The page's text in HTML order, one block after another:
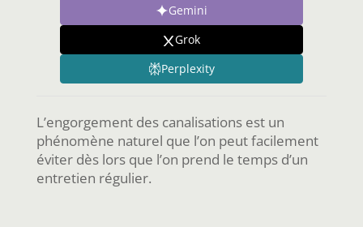
Gemini
Grok
Perplexity
L’engorgement des canalisations est un
phénomène naturel que l’on peut facilement
éviter dès lors que l’on prend le temps d’un
entretien régulier.